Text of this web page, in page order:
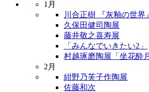
1月
川合正樹 『灰釉の世界』
久保田健司陶展
藤井敬之喜寿展
「みんなでいきたい2」
村越琢磨陶展「坐花酔月
2月
紺野乃芙子作陶展
佐藤和次